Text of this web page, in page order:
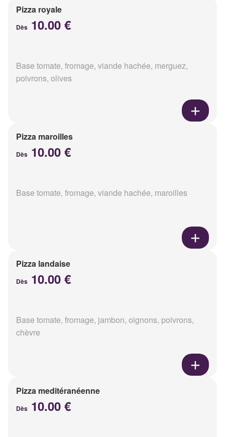
Pizza royale
Dès 10.00 €
Base tomate, fromage, viande hachée, merguez,
poivrons, olives
Pizza maroilles
Dès 10.00 €
Base tomate, fromage, viande hachée, maroilles
Pizza landaise
Dès 10.00 €
Base tomate, fromage, jambon, oignons, poivrons,
chèvre
Pizza meditéranéenne
Dès 10.00 €